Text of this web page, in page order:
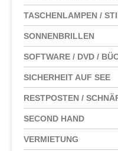
TASCHENLAMPEN /
SONNENBRILLEN
SOFTWARE / DVD /
SICHERHEIT AUF SEE
RESTPOSTEN /
SECOND HAND
VERMIETUNG